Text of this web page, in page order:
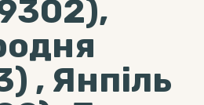
, Янпіль